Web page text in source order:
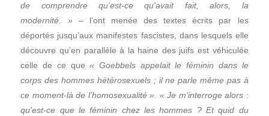
de comprendre qu’est-ce qu’avait fait, alors, la
modernité. » – l’ont menée des textes écrits par les
déportés jusqu’aux manifestes fascistes, dans lesquels elle
découvre qu’en parallèle à la haine des juifs est véhiculée
celle de ce que« Goebbels appelait le féminin dans le
corps des hommes hétérosexuels ; il ne parle même pas à
ce moment-là de l’homosexualité ». « Je m’interroge alors :
qu’est-ce que le féminin chez les hommes ? Et quid du